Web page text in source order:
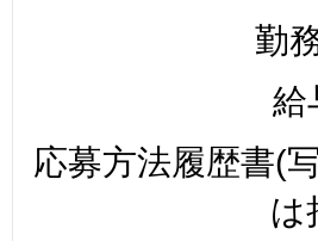
勤
応募方法履歴書(
は